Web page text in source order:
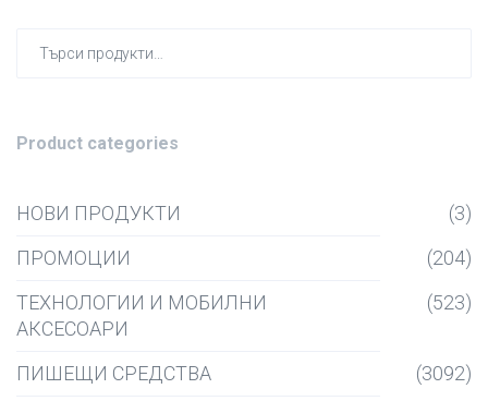
Product categories
НОВИ ПРОДУКТИ
(3)
ПРОМОЦИИ
(204)
ТЕХНОЛОГИИ И МОБИЛНИ
АКСЕСОАРИ
(523)
ПИШЕЩИ СРЕДСТВА
(3092)